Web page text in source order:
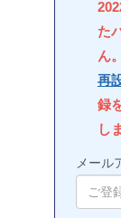
た
ん
再
録
し
メール